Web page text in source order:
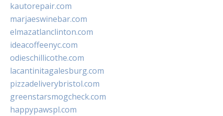
kautorepair.com
marjaeswinebar.com
elmazatlanclinton.com
ideacoffeenyc.com
odieschillicothe.com
lacantinitagalesburg.com
pizzadeliverybristol.com
greenstarsmogcheck.com
happypawspl.com